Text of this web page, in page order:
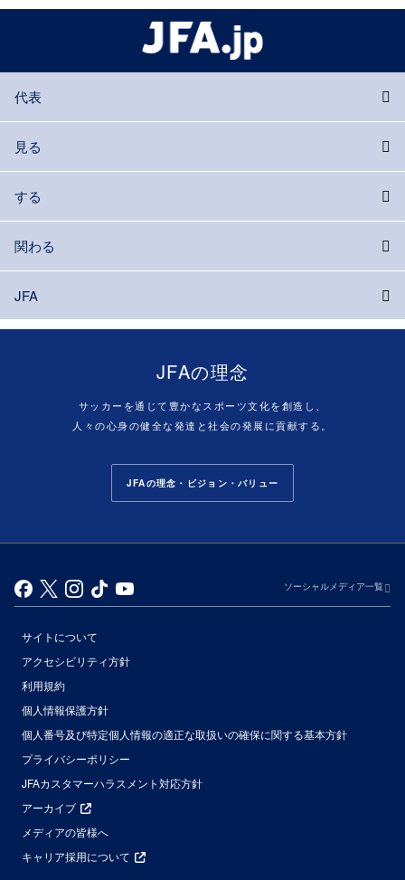
代表
見る
する
関わる
JFA
JFAの理念
サッカーを通じて豊かなスポーツ文化を創造し、
人々の心身の健全な発達と社会の発展に貢献する。
JFAの理念・ビジョン・バリュー
ソーシャルメディア一覧
サイトについて
アクセシビリティ方針
利用規約
個人情報保護方針
個人番号及び特定個人情報の適正な取扱いの確保に関する基本方針
プライバシーポリシー
JFAカスタマーハラスメント対応方針
アーカイブ
メディアの皆様へ
キャリア採用について